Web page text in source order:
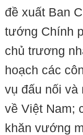
đề xuất Ban
tướng Chính
chủ trương
hoạch các
vụ đấu nối và
về Việt Nam;
khăn vướng